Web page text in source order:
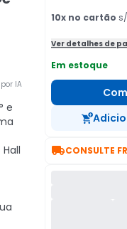
IA
e
10x no cartão
Ver detalhes de
Em estoque
CONSULTE